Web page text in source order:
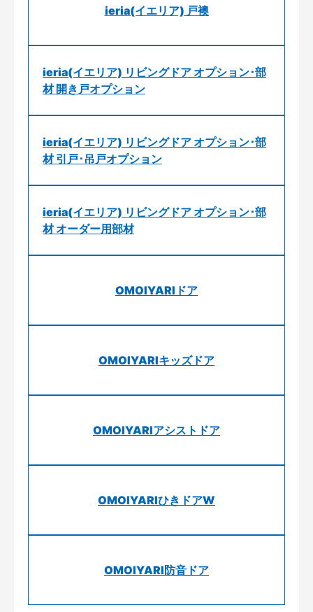
ieria(イエリア) 戸襖
ieria(イエリア) リビングドア オプション･部
材 開き戸オプション
ieria(イエリア) リビングドア オプション･部
材 引戸･吊戸オプション
ieria(イエリア) リビングドア オプション･部
材 オーダー用部材
OMOIYARIドア
OMOIYARIキッズドア
OMOIYARIアシストドア
OMOIYARIひきドアW
OMOIYARI防音ドア